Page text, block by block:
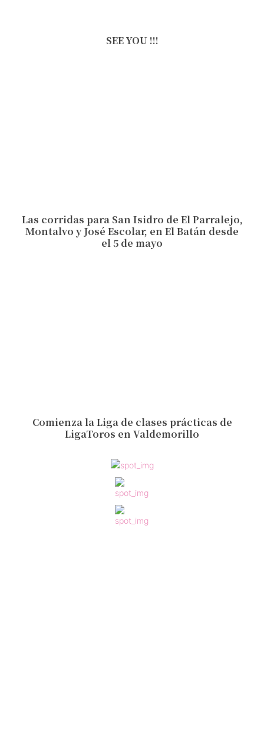
SEE YOU !!!
Las corridas para San Isidro de El Parralejo,
Montalvo y José Escolar, en El Batán desde
el 5 de mayo
Comienza la Liga de clases prácticas de
LigaToros en Valdemorillo